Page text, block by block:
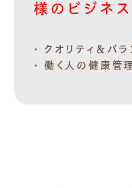
様のビジネス
クオリティ＆バラ
働く人の健康管